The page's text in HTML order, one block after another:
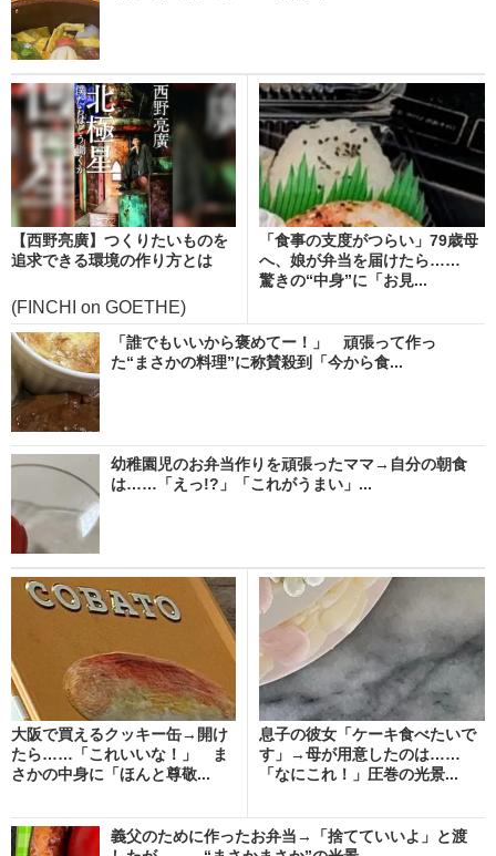
【西野亮廣】つくりたいものを
追求できる環境の作り方とは
(FINCHI on GOETHE)
「食事の支度がつらい」79歳母
へ、娘が弁当を届けたら……
驚きの“中身”に「お見...
「誰でもいいから褒めてー！」 頑張って作っ
た“まさかの料理”に称賛殺到「今から食...
幼稚園児のお弁当作りを頑張ったママ→自分の朝食
は……「えっ!?」「これがうまい」...
大阪で買えるクッキー缶→開け
たら……「これいいな！」 ま
さかの中身に「ほんと尊敬...
息子の彼女「ケーキ食べたいで
す」→母が用意したのは……
「なにこれ！」圧巻の光景...
義父のために作ったお弁当→「捨てていいよ」と渡